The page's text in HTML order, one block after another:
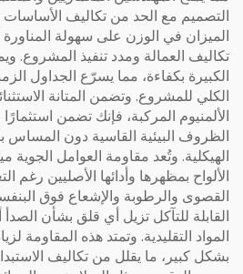
التصميم مع الحد من تكاليف
الميزان في الوزن على سهولة المناورة
تكاليف العمالة ومدد تنفيذ المشروع.
الكبيرة بكفاءة، مما يسرّع الجداول
الكلي للمشروع. وتضمن المتانة
الألمنيوم المركبة، فإنك تضمن
الظروف البيئية القاسية دون المساس
الهيكلية. وتُعد مقاومة العوامل
الألواح بمظهرها وأدائها الأصليين رغم
القصوى والرطوبة والإشعاع فوق
القابلة للتآكل تزيل أي قلق بشأن الصدأ
المواد التقليدية. وتمتد هذه المقاومة
بشكل كبير، ما يقلل من تكاليف